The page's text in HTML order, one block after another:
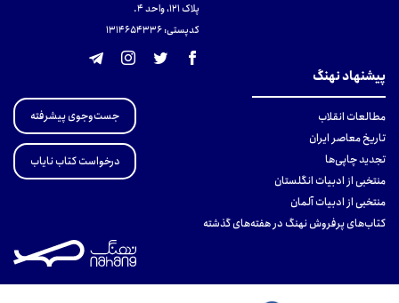
پلاک 121، واحد ۴.
کدپستی: 131465433۶
پیشنهاد نهنگ
مطالعات انقلاب
تاریخ معاصر ایران
تجدید چاپی‌ها
منتخبی از ادبیات انگلستان
منتخبی از ادبیات آلمان
کتاب‌های پرفروش نهنگ در هفته‌های گذشته
جست‌وجوی پیشرفته
درخواست کتاب نایاب